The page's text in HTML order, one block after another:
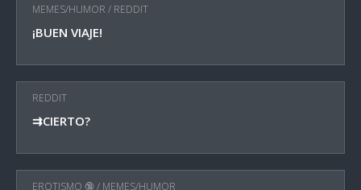
MEMES/HUMOR / REDDIT
¡BUEN VIAJE!
REDDIT
⇉CIERTO?
EROTISMO 🔞/ MEMES/HUMOR